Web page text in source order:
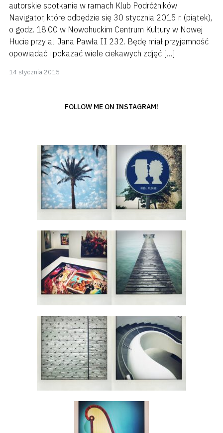
autorskie spotkanie w ramach Klub Podróżników
Navigator, które odbędzie się 30 stycznia 2015 r. (piątek),
o godz. 18.00 w Nowohuckim Centrum Kultury w Nowej
Hucie przy al. Jana Pawła II 232. Będę miał przyjemność
opowiadać i pokazać wiele ciekawych zdjęć […]
14 stycznia 2015
FOLLOW ME ON INSTAGRAM!